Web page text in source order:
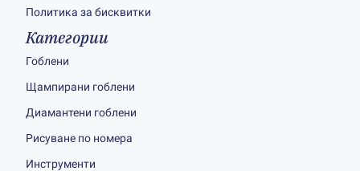
Политика за бисквитки
Категории
Гоблени
Щампирани гоблени
Диамантени гоблени
Рисуване по номера
Инструменти